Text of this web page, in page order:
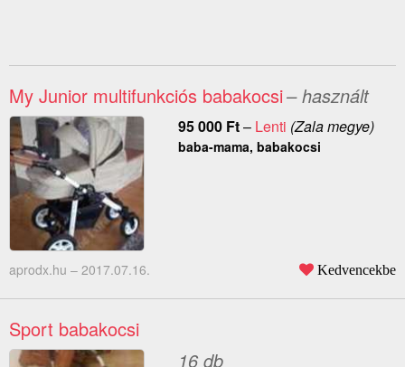
My Junior multifunkciós babakocsi– használt
95 000 Ft– Lenti (Zala megye)
baba-mama, babakocsi
aprodx.hu – 2017.07.16. Kedvencekbe
Sport babakocsi
16 db